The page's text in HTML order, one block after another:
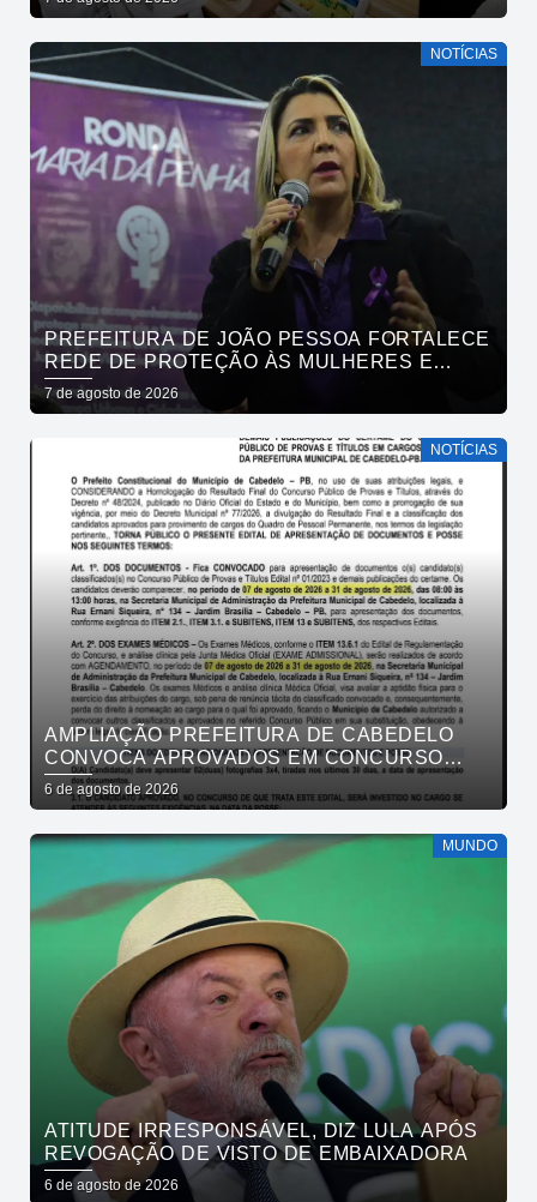
NOTÍCIAS
PREFEITURA DE JOÃO PESSOA FORTALECE
REDE DE PROTEÇÃO ÀS MULHERES E
ENTENDE QUE ACOLHER É SALVAR VIDAS
7 de agosto de 2026
NOTÍCIAS
AMPLIAÇÃO PREFEITURA DE CABEDELO
CONVOCA APROVADOS EM CONCURSO
PÚBLICO DA SAÚDE PARA APRESENTAÇÃO
DE DOCUMENTOS
6 de agosto de 2026
MUNDO
ATITUDE IRRESPONSÁVEL, DIZ LULA APÓS
REVOGAÇÃO DE VISTO DE EMBAIXADORA
6 de agosto de 2026